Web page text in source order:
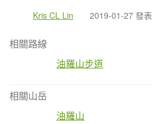
Kris CL Lin 2019-01-27 發表
相關路線
油羅山步道
相關山岳
油羅山